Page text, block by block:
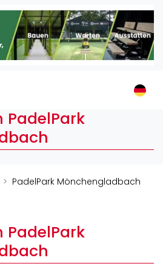
PadelPark
PadelPark Mönchengladbach
PadelPark